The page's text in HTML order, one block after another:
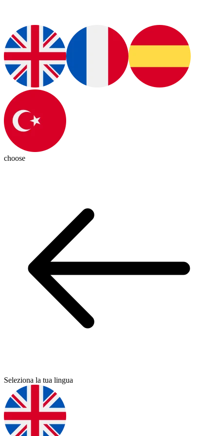
choose
Seleziona la tua lingua